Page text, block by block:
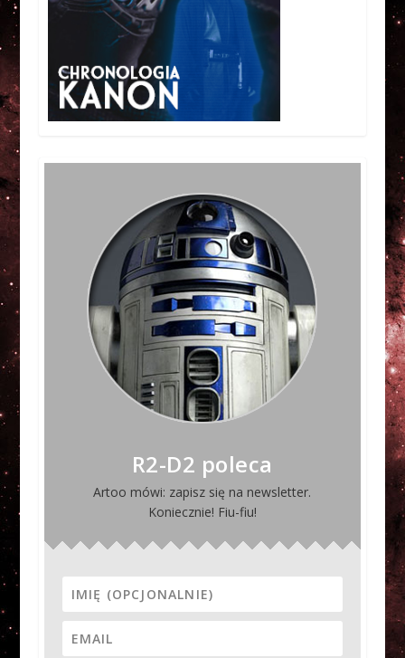
R2-D2 poleca
Artoo mówi: zapisz się na newsletter.
Koniecznie! Fiu-fiu!